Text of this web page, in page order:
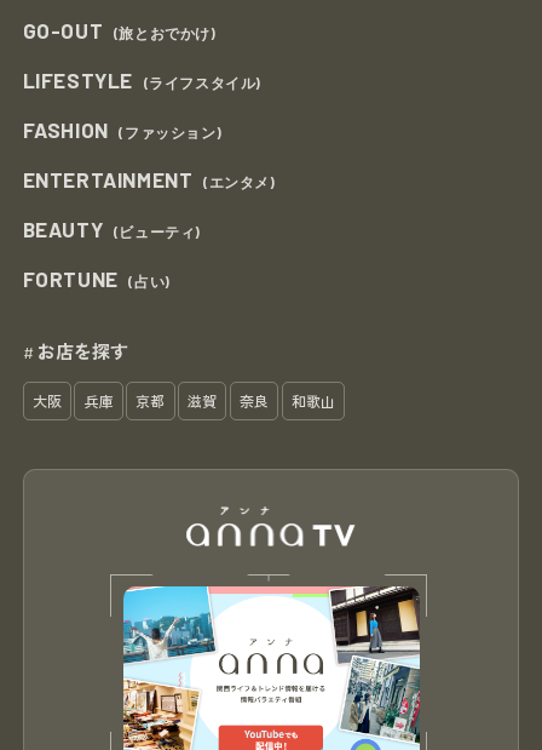
GO-OUT (旅とおでかけ)
LIFESTYLE (ライフスタイル)
FASHION (ファッション)
ENTERTAINMENT (エンタメ)
BEAUTY (ビューティ)
FORTUNE (占い)
# お店を探す
大阪 兵庫 京都 滋賀 奈良 和歌山